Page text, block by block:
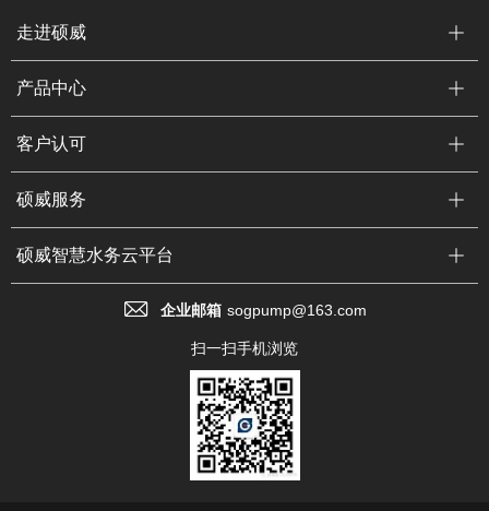
走进硕威
产品中心
客户认可
硕威服务
硕威智慧水务云平台
企业邮箱 sogpump@163.com
扫一扫手机浏览